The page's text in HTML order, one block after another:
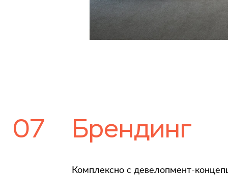
07 Брендинг
Комплексно с девелопмент-